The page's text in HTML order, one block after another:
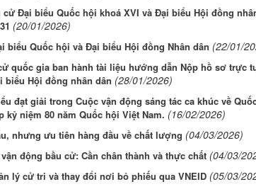
cử Đại biểu Quốc hội khoá XVI và Đại biểu Hội đồng
(20/01/2026)
biểu Quốc hội và Đại biểu Hội đồng Nhân dân (22/01/
quốc gia ban hành tài liệu hướng dẫn Nộp hồ sơ trực
biểu Hội đồng nhân dân (28/01/2026)
đạt giải trong Cuộc vận động sáng tác ca khúc về
kỷ niệm 80 năm Quốc hội Việt Nam. (16/02/2026)
nhưng ưu tiên hàng đầu về chất lượng (04/03/2026)
động bầu cử: Cần chân thành và thực chất (04/03/
lý cử tri và thay đổi nơi bỏ phiếu qua VNEID (05/03/